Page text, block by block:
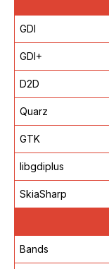
GDI
GDI+
D2D
Quarz
GTK
libgdiplus
SkiaSharp
Bands